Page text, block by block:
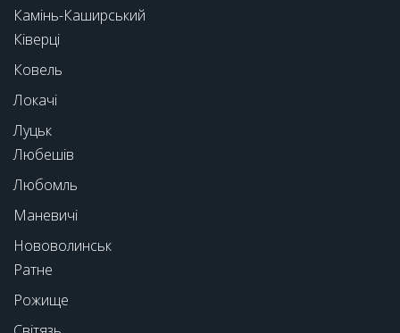
Камінь-Каширський
Ківерці
Ковель
Локачі
Луцьк
Любешів
Любомль
Маневичі
Нововолинськ
Ратне
Рожище